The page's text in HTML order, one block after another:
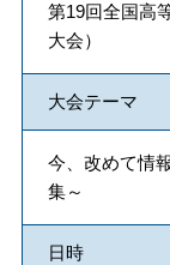
第19回全国高
大会）
大会テーマ
今、改めて情
集～
日時